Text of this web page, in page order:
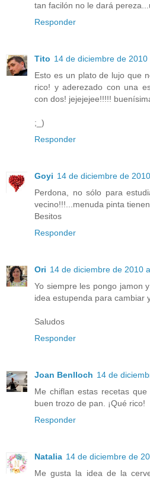
tan facilón no le dará
Responder
Tito 14 de diciembre de 2010
Esto es un plato de lujo que
rico! y aderezado con una
con dos! jejejejee!!!!!
;_)
Responder
Goyi 14 de diciembre de
Perdona, no sólo para
vecino!!!...menuda pinta
Besitos
Responder
Ori 14 de diciembre de 2010
Yo siempre les pongo jamon
idea estupenda para cambiar
Saludos
Responder
Joan Benlloch 14 de
Me chiflan estas recetas
buen trozo de pan. ¡Qué rico!
Responder
Natalia 14 de diciembre de
Me gusta la idea de la